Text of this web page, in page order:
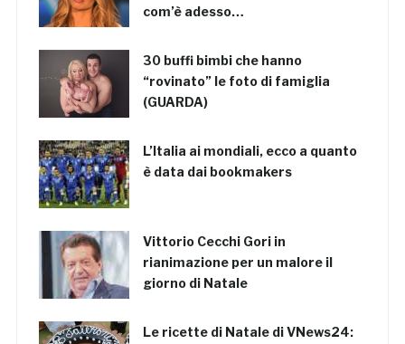
com’è adesso…
30 buffi bimbi che hanno
“rovinato” le foto di famiglia
(GUARDA)
L’Italia ai mondiali, ecco a quanto
è data dai bookmakers
Vittorio Cecchi Gori in
rianimazione per un malore il
giorno di Natale
Le ricette di Natale di VNews24: